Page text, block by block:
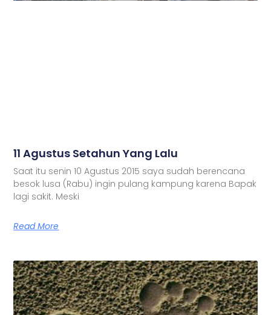
11 Agustus Setahun Yang Lalu
Saat itu senin 10 Agustus 2015 saya sudah berencana
besok lusa (Rabu) ingin pulang kampung karena Bapak
lagi sakit. Meski
Read More